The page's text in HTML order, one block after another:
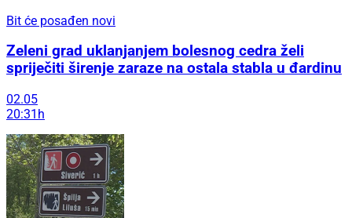
Bit će posađen novi
Zeleni grad uklanjanjem bolesnog cedra želi
spriječiti širenje zaraze na ostala stabla u đardinu
02.05
20:31h